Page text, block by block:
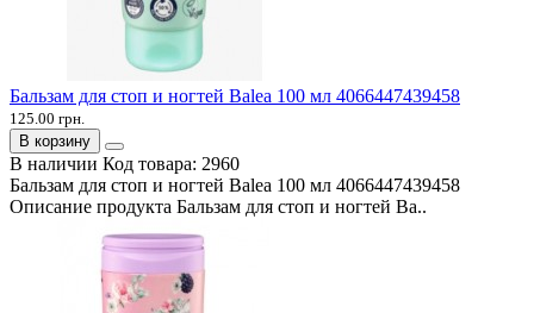
Бальзам для стоп и ногтей Balea 100 мл 4066447439458
125.00 грн.
В корзину
В наличии Код товара: 2960
Бальзам для стоп и ногтей Balea 100 мл 4066447439458
Описание продукта Бальзам для стоп и ногтей Ba..